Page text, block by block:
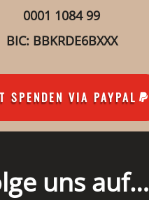
0001 1084 99
BIC: BBKRDE6BXXX
SPENDEN VIA PAYPAL
uns auf…